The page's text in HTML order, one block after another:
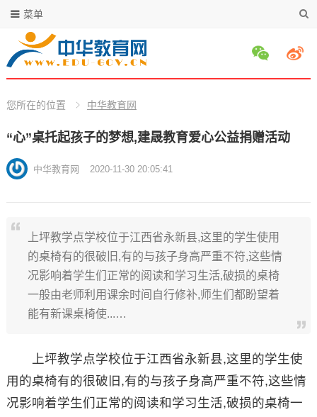
菜单
您所在的位置 中华教育网
“心”桌托起孩子的梦想,建晟教育爱心公益捐赠活动
中华教育网 2020-11-30 20:05:41
上坪教学点学校位于江西省永新县,这里的学生使用
的桌椅有的很破旧,有的与孩子身高严重不符,这些情
况影响着学生们正常的阅读和学习生活,破损的桌椅
一般由老师利用课余时间自行修补,师生们都盼望着
能有新课桌椅使...…
上坪教学点学校位于江西省永新县,这里的学生使
用的桌椅有的很破旧,有的与孩子身高严重不符,这些情
况影响着学生们正常的阅读和学习生活,破损的桌椅一